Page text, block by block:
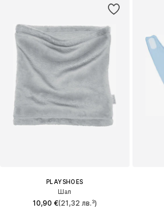
PLAYSHOES
Шал
10,90 €(21,32 лв.³)